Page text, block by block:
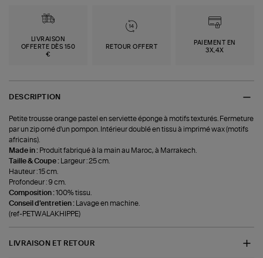
LIVRAISON
OFFERTE DÈS 150
€
RETOUR OFFERT
PAIEMENT EN
3X,4X
DESCRIPTION
Petite trousse orange pastel en serviette éponge à motifs texturés. Fermeture
par un zip orné d'un pompon. Intérieur doublé en tissu à imprimé wax (motifs
africains).
Made in : Produit fabriqué à la main au Maroc, à Marrakech.
Taille & Coupe :
Largeur : 25 cm.
Hauteur : 15 cm.
Profondeur : 9 cm.
Composition :100% tissu.
Conseil d'entretien :
Lavage en machine.
(ref-PETWALAKHIPPE)
LIVRAISON ET RETOUR